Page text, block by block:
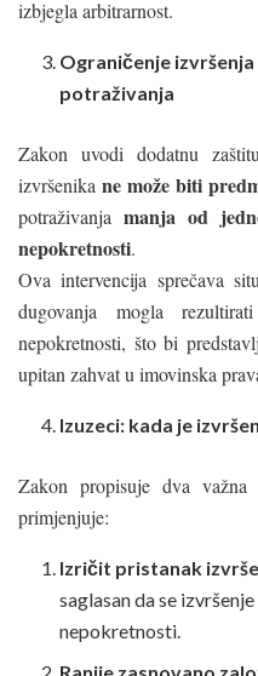
izbjegla arbitrarnost.
Ograničenje
potraživanja
Zakon uvodi dodatnu
izvršenika ne može biti
potraživanja manja od
nepokretnosti.
Ova intervencija sprečava
dugovanja mogla
nepokretnosti, što bi
upitan zahvat u imovinska
Izuzeci: kada je
Zakon propisuje dva
primjenjuje:
Izričit pristanak
saglasan da se
nepokretnosti.